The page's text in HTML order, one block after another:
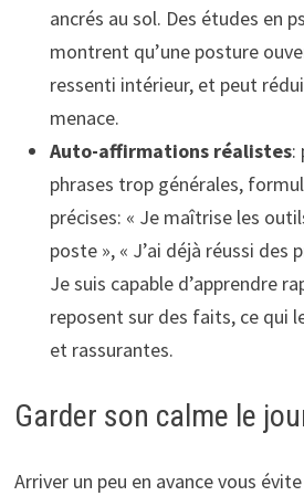
ancrés au sol. Des études en
montrent qu’une posture
ressenti intérieur, et peut
menace.
Auto-affirmations réalistes:
phrases trop générales,
précises: « Je maîtrise les
poste », « J’ai déjà réussi des
Je suis capable d’apprendre
reposent sur des faits, ce qui
et rassurantes.
Garder son calme le
Arriver un peu en avance vous